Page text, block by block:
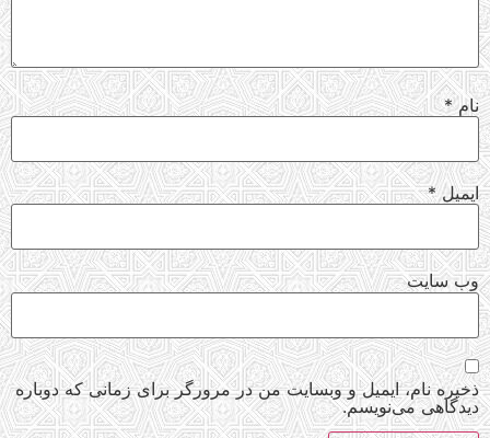
نام*
ایمیل*
وب‌ سایت
ذخیره نام، ایمیل و وبسایت من در مرورگر برای زمانی که دوباره
دیدگاهی می‌نویسم.